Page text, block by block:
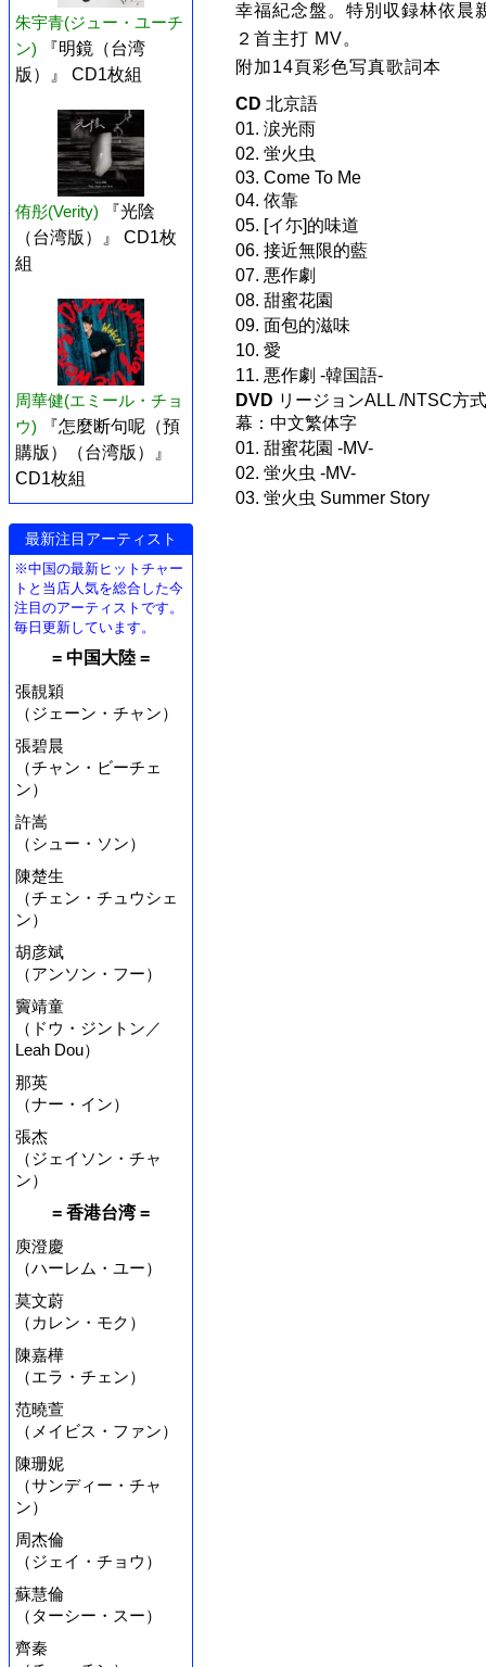
朱宇青(ジュー・ユーチ
ン)
『明鏡（台湾
版）』 CD1枚組
侑彤(Verity)
『光陰
（台湾版）』 CD1枚
組
周華健(エミール・チョ
ウ)
『怎麼断句呢（預
購版）（台湾版）』
CD1枚組
最新注目アーティスト
※中国の最新ヒットチャー
トと当店人気を総合した今
注目のアーティストです。
毎日更新しています。
= 中国大陸 =
張靚穎
（ジェーン・チャン）
張碧晨
（チャン・ビーチェ
ン）
許嵩
（シュー・ソン）
陳楚生
（チェン・チュウシェ
ン）
胡彦斌
（アンソン・フー）
竇靖童
（ドウ・ジントン／
Leah Dou）
那英
（ナー・イン）
張杰
（ジェイソン・チャ
ン）
= 香港台湾 =
庾澄慶
（ハーレム・ユー）
莫文蔚
（カレン・モク）
陳嘉樺
（エラ・チェン）
范曉萱
（メイビス・ファン）
陳珊妮
（サンディー・チャ
ン）
周杰倫
（ジェイ・チョウ）
蘇慧倫
（ターシー・スー）
齊秦
幸福紀念盤。特別収録林依晨
２首主打 MV。
附加14頁彩色写真歌詞本
CD 北京語
01. 涙光雨
02. 蛍火虫
03. Come To Me
04. 依靠
05. [イ尓]的味道
06. 接近無限的藍
07. 悪作劇
08. 甜蜜花園
09. 面包的滋味
10. 愛
11. 悪作劇 -韓国語-
DVD リージョンALL /NTSC方
幕：中文繁体字
01. 甜蜜花園 -MV-
02. 蛍火虫 -MV-
03. 蛍火虫 Summer Story